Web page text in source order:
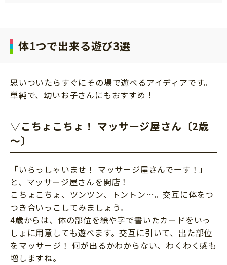
個⼈情報について
体1つで出来る遊び3選
思いついたらすぐにその場で遊べるアイディアです。
単純で、幼いお子さんにもおすすめ！
▽こちょこちょ！ マッサージ屋さん〔2歳
～〕
「いらっしゃいませ！ マッサージ屋さんでーす！」
と、マッサージ屋さんを開店！
こちょこちょ、ツンツン、トントン…。交互に体をつ
つき合いっこしてみましょう。
4歳からは、体の部位を絵や字で書いたカードをいっ
しょに用意しても遊べます。交互に引いて、出た部位
をマッサージ！ 何が出るかわからない、わくわく感も
増しますね。